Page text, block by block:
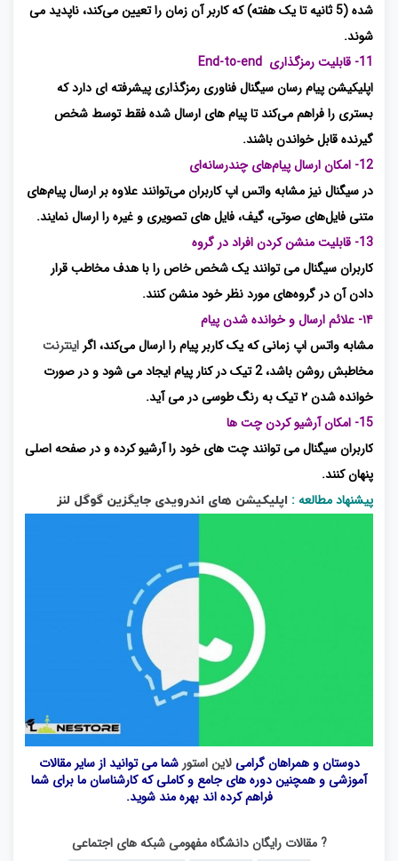
شده (5 ثانیه تا یک هفته) که کاربر آن زمان را تعیین می‌کند، ناپدید می
شوند.
11- قابلیت رمزگذاری End-to-end
اپلیکیشن پیام‌ رسان سیگنال فناوری رمزگذاری پیشرفته ای دارد که
بستری را فراهم می‌کند تا پیام‌ های ارسال شده فقط توسط شخص
گیرنده قابل خواندن باشند.
12- امکان ارسال پیام‌های چندرسانه‌ای
در سیگنال نیز مشابه واتس اپ کاربران می‌توانند علاوه بر ارسال پیام‌های
متنی فایل‌های صوتی، گیف، فایل های تصویری و غیره را ارسال نمایند.
13- قابلیت منشن کردن افراد در گروه
کاربران سیگنال می توانند یک شخص خاص را با هدف مخاطب قرار
دادن آن در گروه‌های مورد نظر خود منشن کنند.
۱۴- علائم ارسال و خوانده شدن پیام
مشابه واتس ‌اپ زمانی که یک کاربر پیام را ارسال می‌کند، اگر اینترنت
مخاطبش روشن باشد، 2 تیک در کنار پیام ایجاد می شود و در صورت
خوانده شدن ۲ تیک به رنگ طوسی در می آید.
15- امکان آرشیو کردن چت ها
کاربران سیگنال می توانند چت های خود را آرشیو کرده و در صفحه اصلی
پنهان کنند.
پیشنهاد مطالعه : اپلیکیشن های اندرویدی جایگزین گوگل لنز
دوستان و همراهان گرامیلاین استور شما می توانید از سایر مقالات
آموزشی و همچنین دوره های جامع و کاملی که کارشناسان ما برای شما
فراهم کرده اند بهره مند شوید.
? مقالات رایگان دانشگاه مفهومی شبکه های اجتماعی